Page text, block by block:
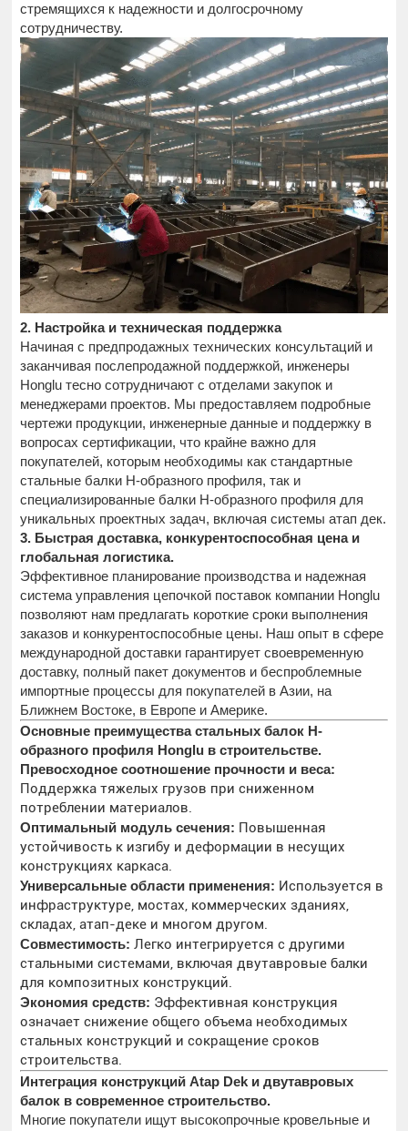
стремящихся к надежности и долгосрочному
сотрудничеству.
2. Настройка и техническая поддержка
Начиная с предпродажных технических консультаций и
заканчивая послепродажной поддержкой, инженеры
Honglu тесно сотрудничают с отделами закупок и
менеджерами проектов. Мы предоставляем подробные
чертежи продукции, инженерные данные и поддержку в
вопросах сертификации, что крайне важно для
покупателей, которым необходимы как стандартные
стальные балки H-образного профиля, так и
специализированные балки H-образного профиля для
уникальных проектных задач, включая системы атап дек.
3. Быстрая доставка, конкурентоспособная цена и
глобальная логистика.
Эффективное планирование производства и надежная
система управления цепочкой поставок компании Honglu
позволяют нам предлагать короткие сроки выполнения
заказов и конкурентоспособные цены. Наш опыт в сфере
международной доставки гарантирует своевременную
доставку, полный пакет документов и беспроблемные
импортные процессы для покупателей в Азии, на
Ближнем Востоке, в Европе и Америке.
Основные преимущества стальных балок H-
образного профиля Honglu в строительстве.
Превосходное соотношение прочности и веса:
Поддержка тяжелых грузов при сниженном
потреблении материалов.
Оптимальный модуль сечения: Повышенная
устойчивость к изгибу и деформации в несущих
конструкциях каркаса.
Универсальные области применения: Используется в
инфраструктуре, мостах, коммерческих зданиях,
складах, атап-деке и многом другом.
Совместимость: Легко интегрируется с другими
стальными системами, включая двутавровые балки
для композитных конструкций.
Экономия средств: Эффективная конструкция
означает снижение общего объема необходимых
стальных конструкций и сокращение сроков
строительства.
Интеграция конструкций Atap Dek и двутавровых
балок в современное строительство.
Многие покупатели ищут высокопрочные кровельные и